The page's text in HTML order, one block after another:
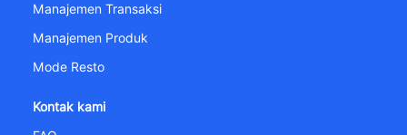
Manajemen Transaksi
Manajemen Produk
Mode Resto
Kontak kami